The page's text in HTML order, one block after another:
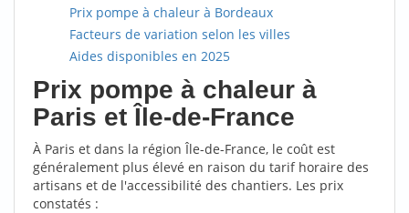
Prix pompe à chaleur à Bordeaux
Facteurs de variation selon les villes
Aides disponibles en 2025
Prix pompe à chaleur à
Paris et Île-de-France
À Paris et dans la région Île-de-France, le coût est
généralement plus élevé en raison du tarif horaire des
artisans et de l'accessibilité des chantiers. Les prix
constatés :